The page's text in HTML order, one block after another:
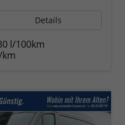
Details
l/100km
km